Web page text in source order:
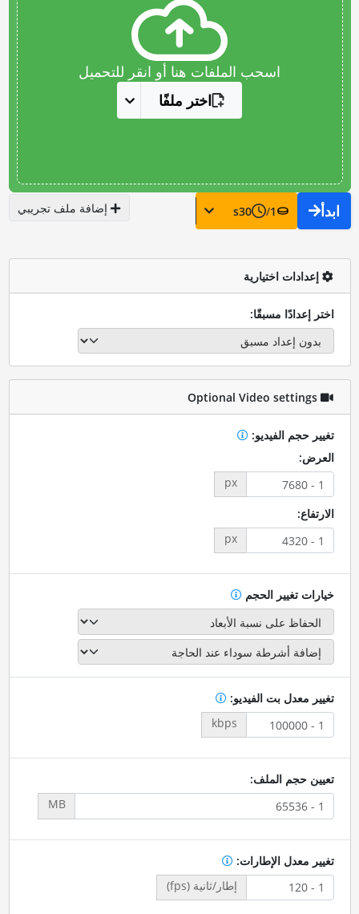
اسحب الملفات هنا أو انقر للتحميل
اختر ملفًا
ابدأ 1
/
30
s إضافة ملف تجريبي
إعدادات اختيارية
اختر إعدادًا مسبقًا:
Optional Video settings
تغيير حجم الفيديو:
العرض:
px
الارتفاع:
px
خيارات تغيير الحجم
تغيير معدل بت الفيديو:
kbps
تعيين حجم الملف:
MB
تغيير معدل الإطارات:
إطار/ثانية (fps)